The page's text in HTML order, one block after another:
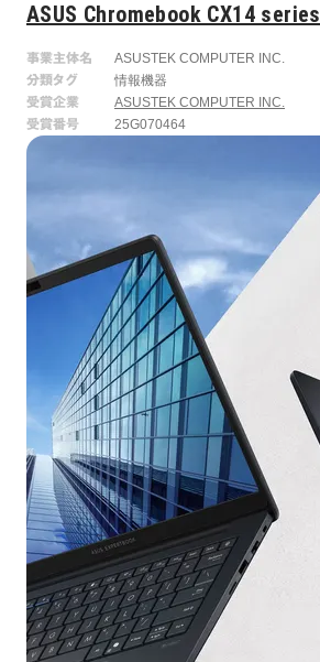
ASUS Chromebook CX14 series
事業主体名
ASUSTEK COMPUTER INC.
分類タグ
情報機器
受賞企業
ASUSTEK COMPUTER INC.
受賞番号
25G070464